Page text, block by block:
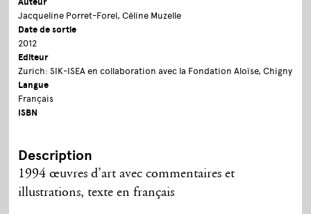
Jacqueline Porret-Forel, Céline Muzelle
Date de sortie
2012
Editeur
Zurich: SIK-ISEA en collaboration avec la Fondation Aloïse, Chigny
Langue
Français
ISBN
Description
1994 œuvres d’art avec commentaires et
illustrations, texte en français